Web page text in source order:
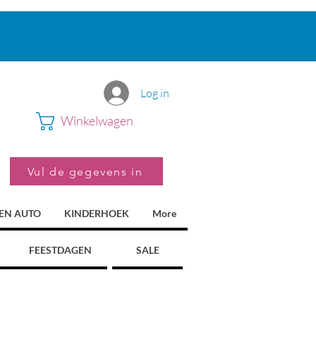
Log in
Winkelwagen
Vul de gegevens in
AUTO KINDERHOEK More
FEESTDAGEN SALE